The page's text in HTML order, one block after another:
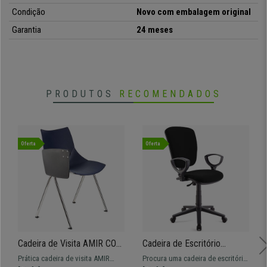
Condição
Novo com embalagem original
Garantia
24 meses
PRODUTOS RECOMENDADOS
Oferta
Cadeira de Visita AMIR COM
PALMATÓRIA, Confortável e
Prática cadeira de visita AMIR
Oferta
Cadeira de Escritório
CALIPSO, Encosto Ajustável,
Procura uma cadeira de escritório